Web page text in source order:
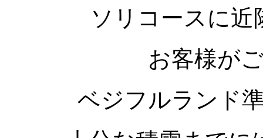
ソリコースに
お客様が
ベジフルランド